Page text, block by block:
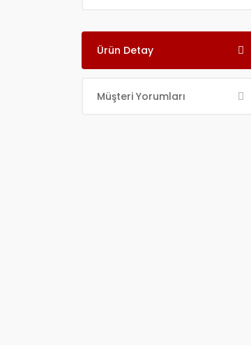
Ürün Detay
Müşteri Yorumları